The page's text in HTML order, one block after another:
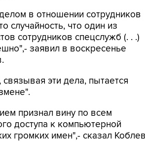
в отношении сотрудников
случайность, что один из
сотрудников спецслужб (. . .)
заявил в воскресенье
эти дела, пытается
признал вину по всем
доступа к компьютерной
громких имен",- сказал